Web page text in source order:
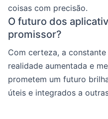
coisas com precisão.
O futuro dos
promissor?
Com certeza, a
realidade aumentada e
prometem um futuro
úteis e integrados a